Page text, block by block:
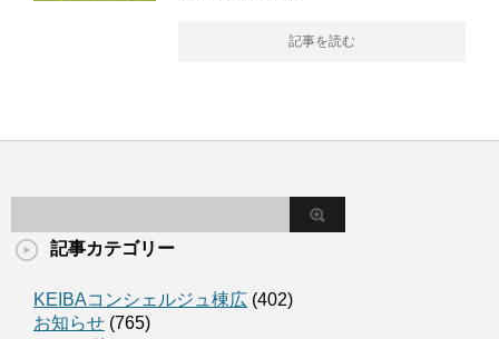
記事を読む
記事カテゴリー
KEIBAコンシェルジュ棟広 (402)
お知らせ (765)